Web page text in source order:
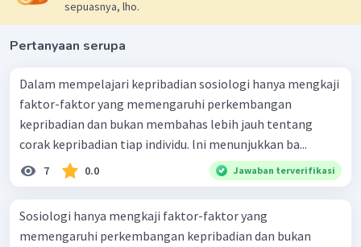
sepuasnya, lho.
Pertanyaan serupa
Dalam mempelajari kepribadian sosiologi hanya mengkaji
faktor-faktor yang memengaruhi perkembangan
kepribadian dan bukan membahas lebih jauh tentang
corak kepribadian tiap individu. lni menunjukkan ba...
7 0.0 Jawaban terverifikasi
Sosiologi hanya mengkaji faktor-faktor yang
memengaruhi perkembangan kepribadian dan bukan